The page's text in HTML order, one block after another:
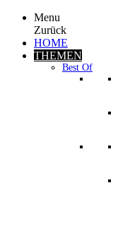
Menu
Zurück
HOME
THEMEN
Best Of